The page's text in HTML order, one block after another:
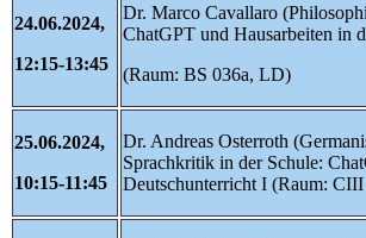
24.06.2024,
12:15-13:45
Dr. Marco Cavallaro
ChatGPT und Hausarbeiten in
(Raum: BS 036a, LD)
25.06.2024,
10:15-11:45
Dr. Andreas Osterroth
Sprachkritik in der Schule:
Deutschunterricht I (Raum: